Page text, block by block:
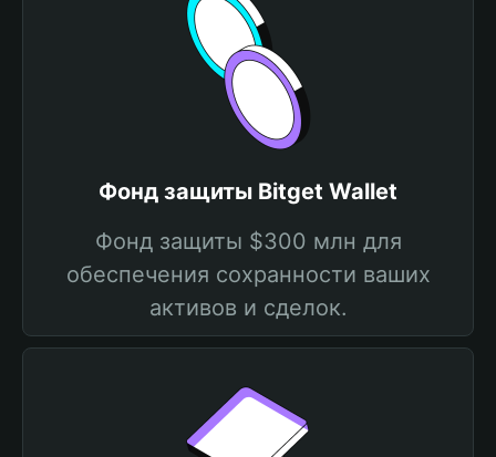
Фонд защиты Bitget Wallet
Фонд защиты $300 млн для
обеспечения сохранности ваших
активов и сделок.